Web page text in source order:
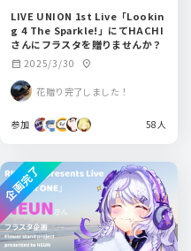
LIVE UNION 1st Live「Lookin
g 4 The Sparkle!」にてHACHI
さんにフラスタを贈りませんか？
calendar_month 2025/3/30 location_on
花贈り完了しました！
参加 58人
企画完了